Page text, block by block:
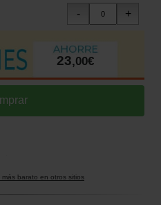
23,00€
barato en otros sitios